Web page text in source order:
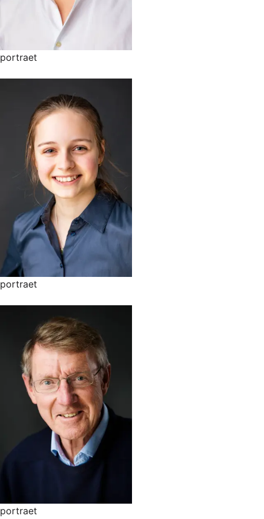
portraet
portraet
portraet